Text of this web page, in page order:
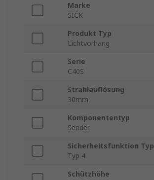
Marke
SICK
Produkt Typ
Lichtvorhang
Serie
C40S
Strahlauflösung
30mm
Komponententyp
Sender
Sicherheitsfunktion Typ
Typ 4
Schützhöhe